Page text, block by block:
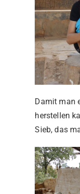
Damit man
herstellen
Sieb, das